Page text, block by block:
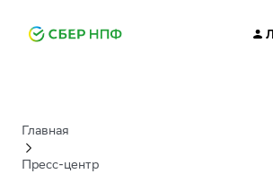
Главная
Пресс-центр